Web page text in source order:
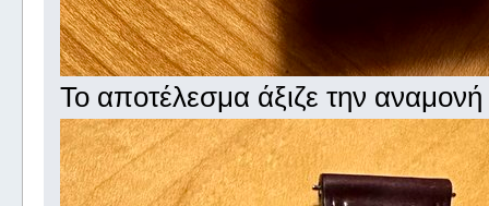
Το αποτέλεσμα άξιζε την αναμονή